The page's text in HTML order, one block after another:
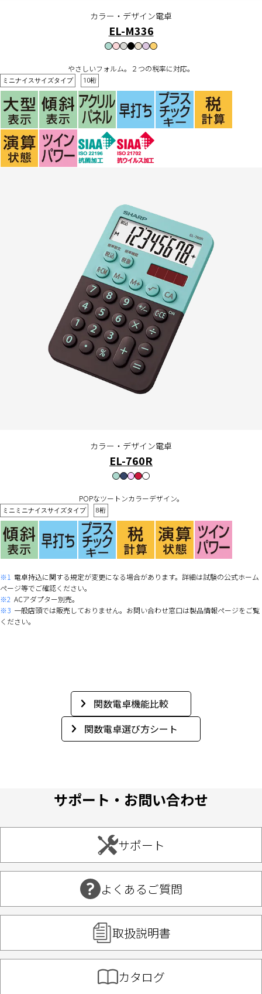
カラー・デザイン電卓
EL-M336
やさしいフォルム。２つの税率に対応。
ミニナイスサイズタイプ 10桁
カラー・デザイン電卓
EL-760R
POPなツートンカラーデザイン。
ミニミニナイスサイズタイプ 8桁
※1 電卓持込に関する規定が変更になる場合があります。詳細は試験の公式ホーム
ページ等でご確認ください。
※2 ACアダプター別売。
※3 一般店頭では販売しておりません。お問い合わせ窓口は製品情報ページをご覧
ください。
関数電卓機能比較
関数電卓選び方シート
サポート・お問い合わせ
サポート
よくあるご質問
取扱説明書
カタログ